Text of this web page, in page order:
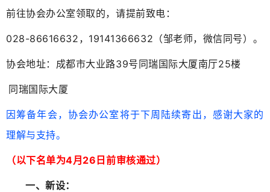
前往协会办公室领取的，请提前致电：
028-86616632， 19141366632（邹老师，微信同号）。
协会地址：成都市大业路39号同瑞国际大厦南厅25楼
同瑞国际大厦
因筹备年会，协会办公室将于下周陆续寄出，感谢大家的
理解与支持。
（以下名单为4月26日前审核通过）
一、新设：